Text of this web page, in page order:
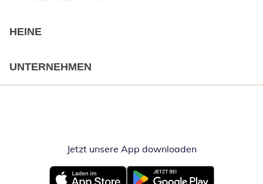
HEINE
UNTERNEHMEN
Jetzt unsere App downloadenÖffnet in